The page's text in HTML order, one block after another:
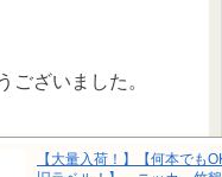
ございました。
【大量入荷！】【何本でも